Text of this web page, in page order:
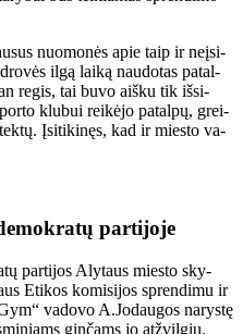
nuo­mo­nės apie taip ir ne­įsi­
il­gą lai­ką nau­do­tas pa­tal­
re­gis, tai bu­vo aiš­ku tik iš­si­
klu­bui rei­kė­jo pa­tal­pų, grei­
Įsi­ti­ki­nęs, kad ir mies­to va­
par­ti­jo­je
par­ti­jos Aly­taus mies­to sky­
Eti­kos ko­mi­si­jos spren­di­mu ir
va­do­vo A.Jo­dau­gos na­rys­tę
gin­čams jo at­žvil­giu.